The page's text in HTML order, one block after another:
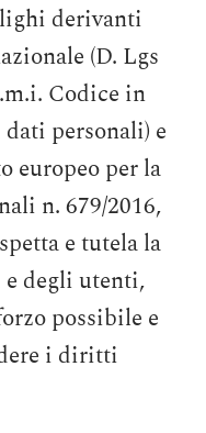
derivanti
(D. Lgs
Codice in
personali) e
europeo per la
n. 679/2016,
e tutela la
degli utenti,
possibile e
i diritti